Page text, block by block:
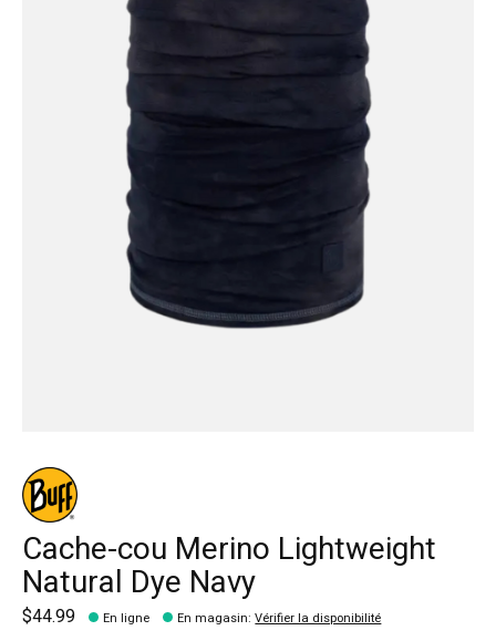
Cache-cou Merino Lightweight
Natural Dye Navy
$44.99 En ligne En magasin:Vérifier la disponibilité